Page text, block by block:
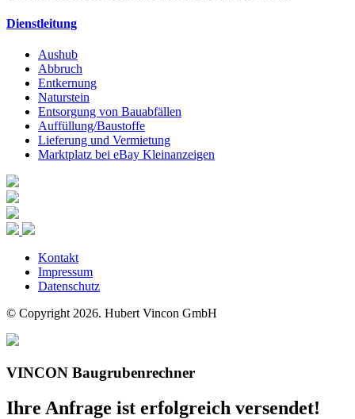
Dienstleitung
Aushub
Abbruch
Entkernung
Naturstein
Entsorgung von Bauabfällen
Auffüllung/Baustoffe
Lieferung und Vermietung
Marktplatz bei eBay Kleinanzeigen
Kontakt
Impressum
Datenschutz
© Copyright 2026. Hubert Vincon GmbH
VINCON Baugrubenrechner
Ihre Anfrage ist erfolgreich versendet!